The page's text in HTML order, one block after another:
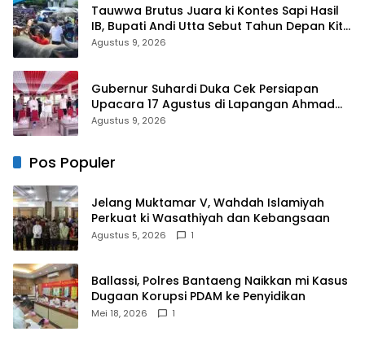
Tauwwa Brutus Juara ki Kontes Sapi Hasil
IB, Bupati Andi Utta Sebut Tahun Depan Kita
Bikin Skala Lebih Besar
Agustus 9, 2026
Gubernur Suhardi Duka Cek Persiapan
Upacara 17 Agustus di Lapangan Ahmad
Kirang, Capai 80 Persen
Agustus 9, 2026
Pos Populer
Jelang Muktamar V, Wahdah Islamiyah
Perkuat ki Wasathiyah dan Kebangsaan
Agustus 5, 2026 1
Ballassi, Polres Bantaeng Naikkan mi Kasus
Dugaan Korupsi PDAM ke Penyidikan
Mei 18, 2026 1